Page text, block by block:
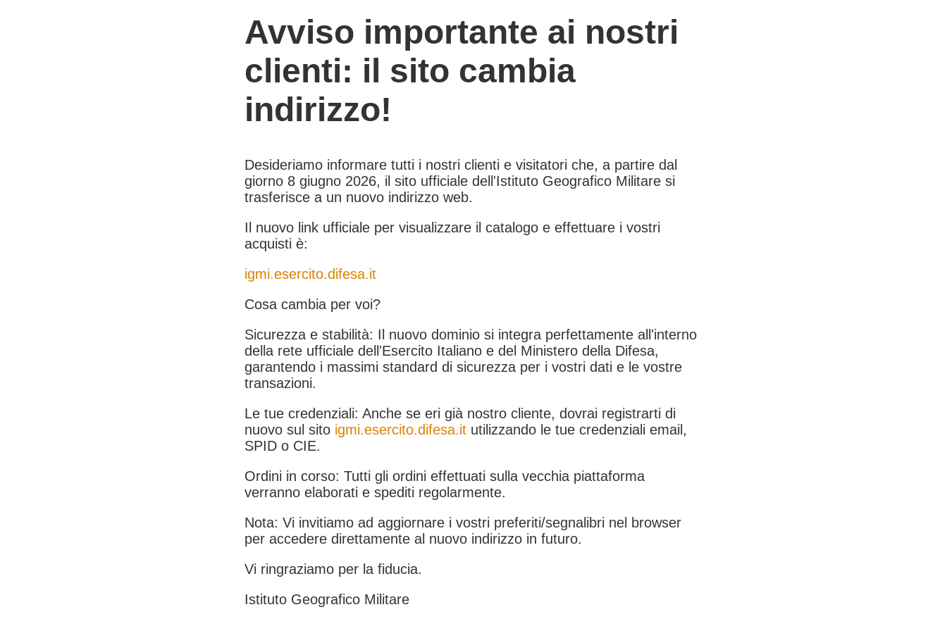
Avviso importante ai nostri
clienti: il sito cambia
indirizzo!
Desideriamo informare tutti i nostri clienti e visitatori che, a partire dal
giorno 8 giugno 2026, il sito ufficiale dell'Istituto Geografico Militare si
trasferisce a un nuovo indirizzo web.
Il nuovo link ufficiale per visualizzare il catalogo e effettuare i vostri
acquisti è:
igmi.esercito.difesa.it
Cosa cambia per voi?
Sicurezza e stabilità: Il nuovo dominio si integra perfettamente all'interno
della rete ufficiale dell'Esercito Italiano e del Ministero della Difesa,
garantendo i massimi standard di sicurezza per i vostri dati e le vostre
transazioni.
Le tue credenziali: Anche se eri già nostro cliente, dovrai registrarti di
nuovo sul sito igmi.esercito.difesa.it utilizzando le tue credenziali email,
SPID o CIE.
Ordini in corso: Tutti gli ordini effettuati sulla vecchia piattaforma
verranno elaborati e spediti regolarmente.
Nota: Vi invitiamo ad aggiornare i vostri preferiti/segnalibri nel browser
per accedere direttamente al nuovo indirizzo in futuro.
Vi ringraziamo per la fiducia.
Istituto Geografico Militare